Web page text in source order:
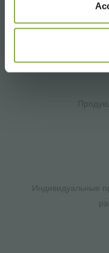
Индивидуальные